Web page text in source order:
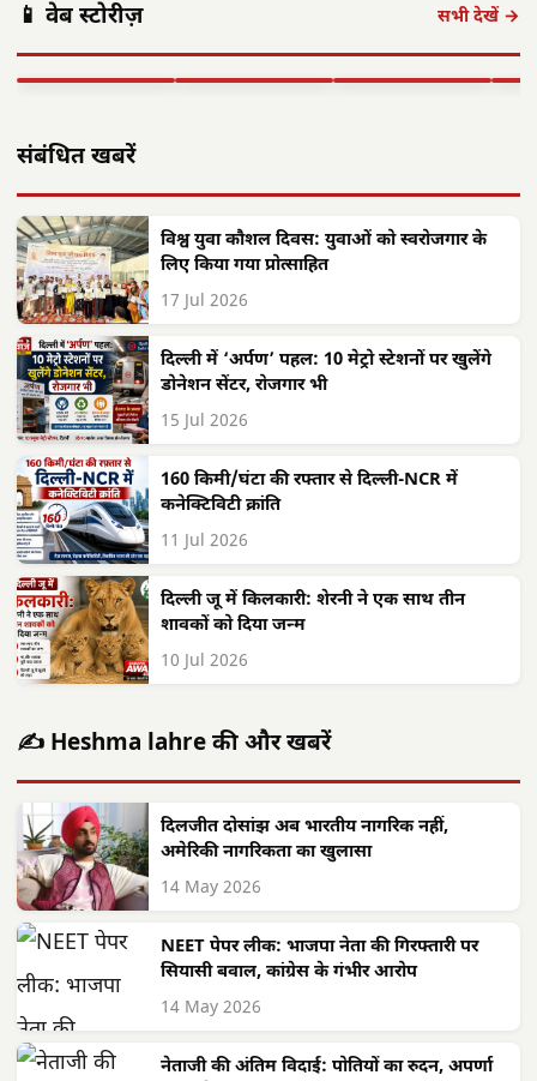
📱 वेब स्टोरीज़ सभी देखें →
अगस्त को अलवर
की…
वेशभूषा में…
यादव का सम्मान:
रजत पदक…
संबंधित खबरें
विश्व युवा कौशल दिवस: युवाओं को स्वरोजगार के
लिए किया गया प्रोत्साहित
17 Jul 2026
दिल्ली में ‘अर्पण’ पहल: 10 मेट्रो स्टेशनों पर खुलेंगे
डोनेशन सेंटर, रोजगार भी
15 Jul 2026
160 किमी/घंटा की रफ्तार से दिल्ली-NCR में
कनेक्टिविटी क्रांति
11 Jul 2026
दिल्ली जू में किलकारी: शेरनी ने एक साथ तीन
शावकों को दिया जन्म
10 Jul 2026
✍️ Heshma lahre की और खबरें
दिलजीत दोसांझ अब भारतीय नागरिक नहीं,
अमेरिकी नागरिकता का खुलासा
14 May 2026
NEET पेपर लीक: भाजपा नेता की गिरफ्तारी पर
सियासी बवाल, कांग्रेस के गंभीर आरोप
14 May 2026
नेताजी की अंतिम विदाई: पोतियों का रुदन, अपर्णा